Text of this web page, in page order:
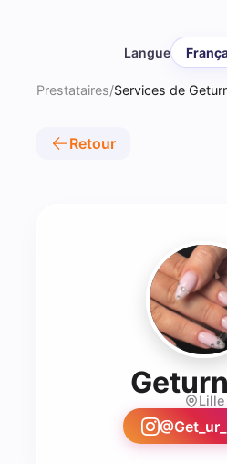
Langue
Prestataires/Services de
Retour
Lille
@